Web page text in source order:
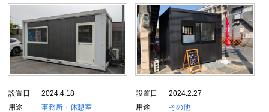
設置日
2024.4.18
用途
事務所・休憩室
設置日
2024.2.27
用途
その他